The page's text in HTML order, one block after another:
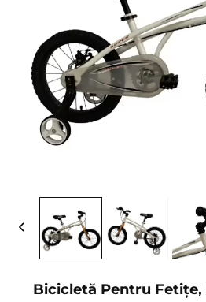
Bicicletă Pentru Fetițe,